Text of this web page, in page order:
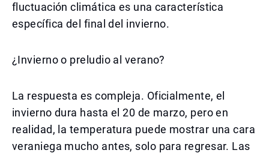
fluctuación climática es una característica
específica del final del invierno.
¿Invierno o preludio al verano?
La respuesta es compleja. Oficialmente, el
invierno dura hasta el 20 de marzo, pero en
realidad, la temperatura puede mostrar una cara
veraniega mucho antes, solo para regresar. Las